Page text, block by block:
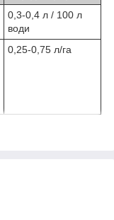
0,3-0,4 л / 100 л
води
0,25-0,75 л/га